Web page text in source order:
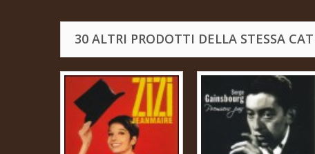
30 ALTRI PRODOTTI DELLA STESSA